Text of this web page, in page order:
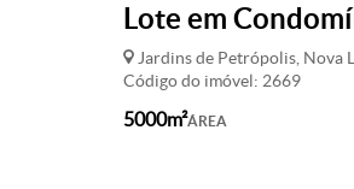
Lote em
Jardins de Petrópolis, Nova
Código do imóvel: 2669
ÁREA
5000m²